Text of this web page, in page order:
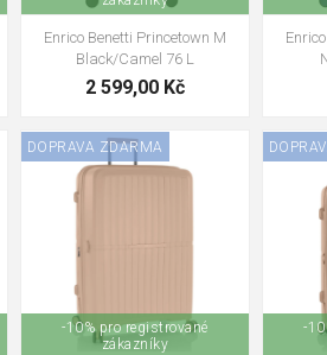
Enrico Benetti Princetown M
Black/Camel 76 L
2 599,00 Kč
DOPRAVA ZDARMA
-10% pro registrované
zákazníky
-